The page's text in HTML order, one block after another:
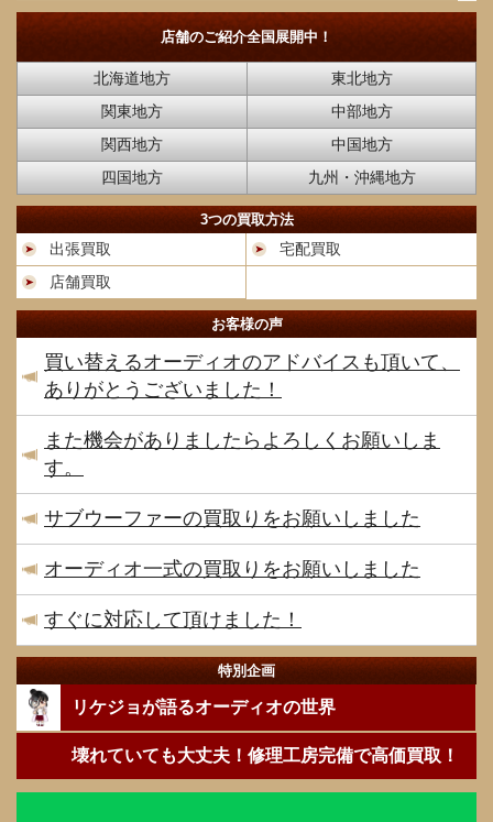
店舗のご紹介全国展開中！
北海道地方
東北地方
関東地方
中部地方
関西地方
中国地方
四国地方
九州・沖縄地方
3つの買取方法
出張買取
宅配買取
店舗買取
お客様の声
買い替えるオーディオのアドバイスも頂いて、
ありがとうございました！
また機会がありましたらよろしくお願いしま
す。
サブウーファーの買取りをお願いしました
オーディオ一式の買取りをお願いしました
すぐに対応して頂けました！
特別企画
リケジョが語るオーディオの世界
壊れていても大丈夫！修理工房完備で高価買取！